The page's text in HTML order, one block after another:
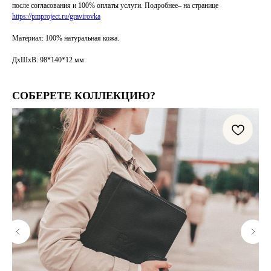
после согласования и 100% оплаты услуги. Подробнее– на странице
https://pmproject.ru/gravirovka
Материал: 100% натуральная кожа.
ДxШхВ: 98*140*12 мм
СОБЕРЕТЕ КОЛЛЕКЦИЮ?